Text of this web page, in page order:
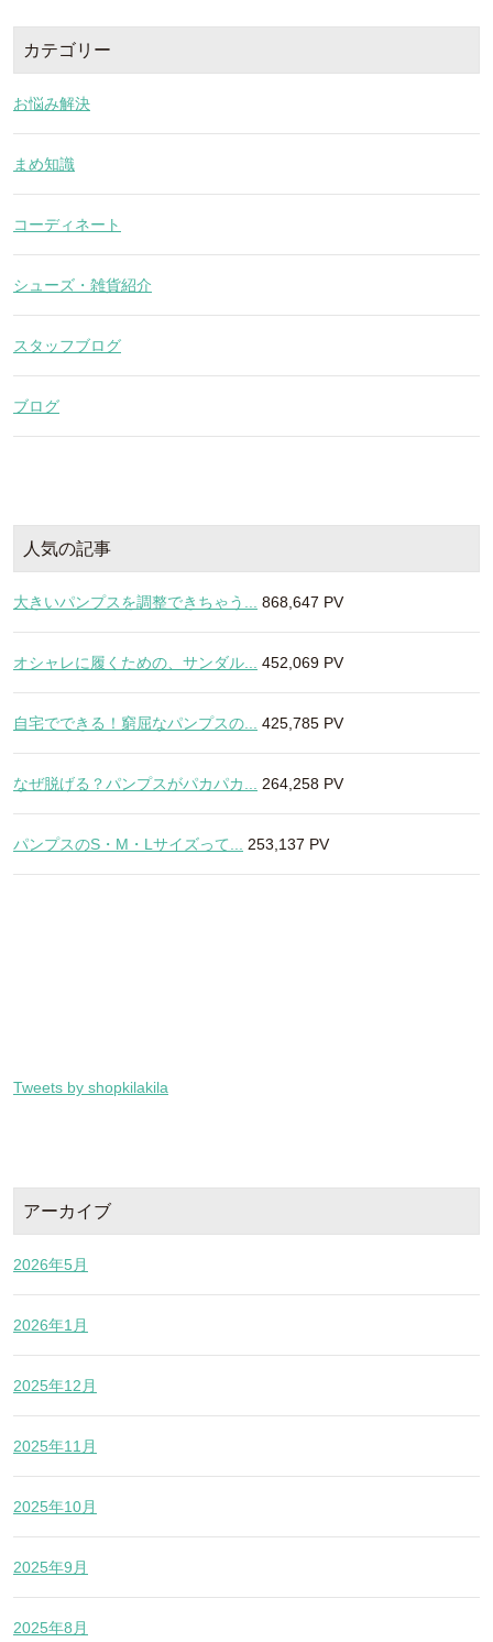
カテゴリー
お悩み解決
まめ知識
コーディネート
シューズ・雑貨紹介
スタッフブログ
ブログ
人気の記事
大きいパンプスを調整できちゃう... 868,647 PV
オシャレに履くための、サンダル... 452,069 PV
自宅でできる！窮屈なパンプスの... 425,785 PV
なぜ脱げる？パンプスがパカパカ... 264,258 PV
パンプスのS・M・Lサイズって... 253,137 PV
Tweets by shopkilakila
アーカイブ
2026年5月
2026年1月
2025年12月
2025年11月
2025年10月
2025年9月
2025年8月